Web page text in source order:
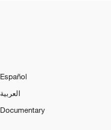
Español
العربية
Documentary